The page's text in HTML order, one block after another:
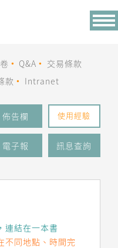
Q&A
交易條款
款 Intranet
佈告欄 使用經驗
電子報 訊息查詢
連結在一本書
不同地點、時間完